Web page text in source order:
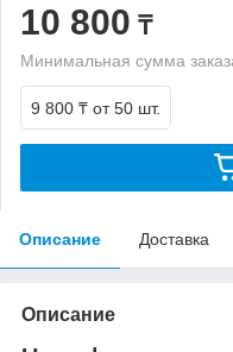
10 800 ₸
Минимальная сумма
9 800 ₸ от 50 шт.
Описание Доставка
Описание